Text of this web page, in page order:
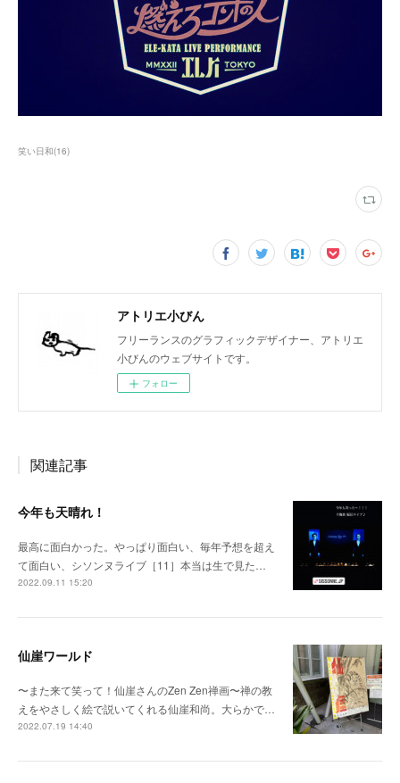
笑い日和(16)
アトリエ小びん
フリーランスのグラフィックデザイナー、アトリエ
小びんのウェブサイトです。
フォロー
関連記事
今年も天晴れ！
最高に面白かった。やっぱり面白い、毎年予想を超え
て面白い、シソンヌライブ［11］本当は生で見た…
2022.09.11 15:20
仙崖ワールド
〜また来て笑って！仙崖さんのZen Zen禅画〜禅の教
えをやさしく絵で説いてくれる仙崖和尚。大らかで…
2022.07.19 14:40